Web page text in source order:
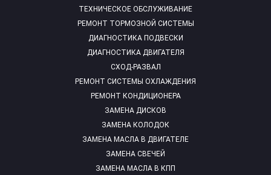
ТЕХНИЧЕСКОЕ ОБСЛУЖИВАНИЕ
РЕМОНТ ТОРМОЗНОЙ СИСТЕМЫ
ДИАГНОСТИКА ПОДВЕСКИ
ДИАГНОСТИКА ДВИГАТЕЛЯ
СХОД-РАЗВАЛ
РЕМОНТ СИСТЕМЫ ОХЛАЖДЕНИЯ
РЕМОНТ КОНДИЦИОНЕРА
ЗАМЕНА ДИСКОВ
ЗАМЕНА КОЛОДОК
ЗАМЕНА МАСЛА В ДВИГАТЕЛЕ
ЗАМЕНА СВЕЧЕЙ
ЗАМЕНА МАСЛА В КПП